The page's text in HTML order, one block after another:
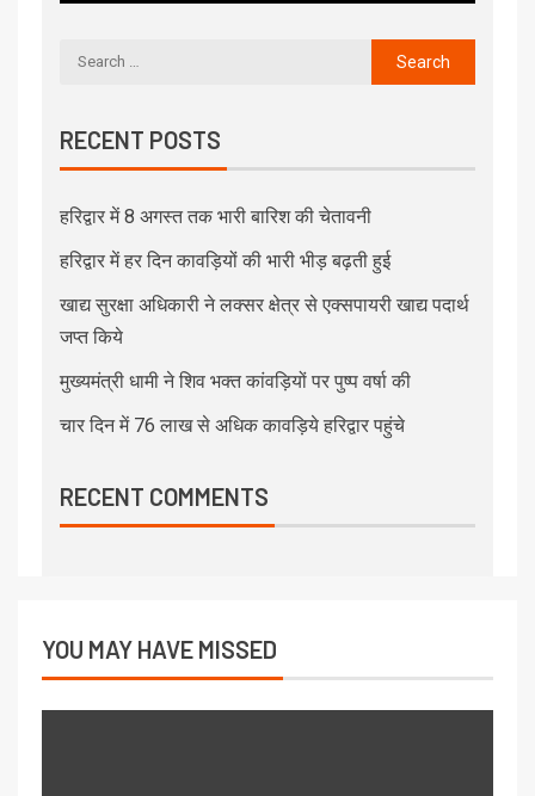
RECENT POSTS
हरिद्वार में 8 अगस्त तक भारी बारिश की चेतावनी
हरिद्वार में हर दिन कावड़ियों की भारी भीड़ बढ़ती हुई
खाद्य सुरक्षा अधिकारी ने लक्सर क्षेत्र से एक्सपायरी खाद्य पदार्थ
जप्त किये
मुख्यमंत्री धामी ने शिव भक्त कांवड़ियों पर पुष्प वर्षा की
चार दिन में 76 लाख से अधिक कावड़िये हरिद्वार पहुंचे
RECENT COMMENTS
YOU MAY HAVE MISSED